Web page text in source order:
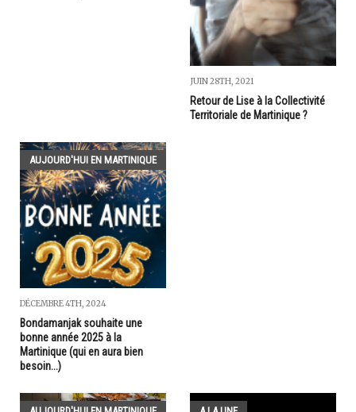
JUIN 28TH, 2021
Retour de Lise à la Collectivité
Territoriale de Martinique ?
AUJOURD'HUI EN MARTINIQUE
DÉCEMBRE 4TH, 2024
Bondamanjak souhaite une
bonne année 2025 à la
Martinique (qui en aura bien
besoin...)